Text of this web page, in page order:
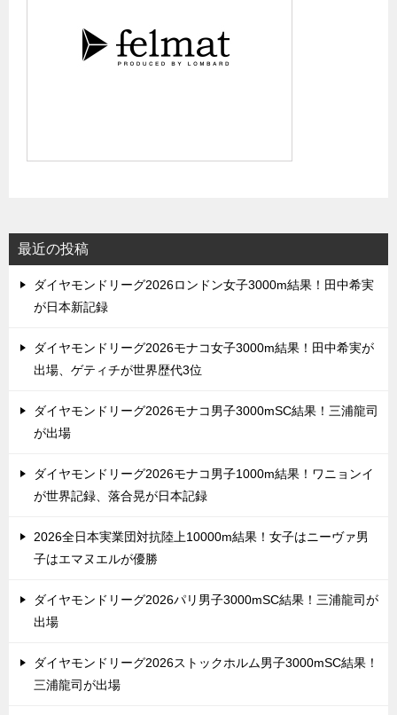
最近の投稿
ダイヤモンドリーグ2026ロンドン女子3000m結果！田中希実
が日本新記録
ダイヤモンドリーグ2026モナコ女子3000m結果！田中希実が
出場、ゲティチが世界歴代3位
ダイヤモンドリーグ2026モナコ男子3000mSC結果！三浦龍司
が出場
ダイヤモンドリーグ2026モナコ男子1000m結果！ワニョンイ
が世界記録、落合晃が日本記録
2026全日本実業団対抗陸上10000m結果！女子はニーヴァ男
子はエマヌエルが優勝
ダイヤモンドリーグ2026パリ男子3000mSC結果！三浦龍司が
出場
ダイヤモンドリーグ2026ストックホルム男子3000mSC結果！
三浦龍司が出場